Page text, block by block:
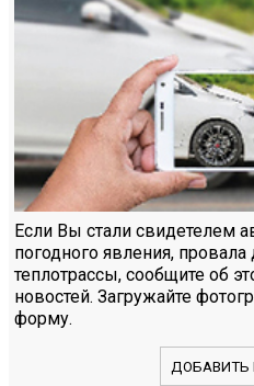
Если Вы стали свидетелем
погодного явления,
теплотрассы, сообщите об
новостей. Загружайте
форму.
ДОБАВИТЬ